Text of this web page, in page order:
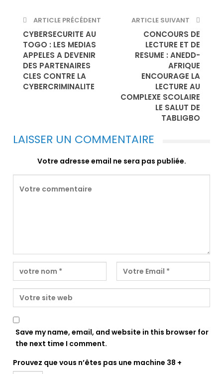
ARTICLE PRÉCÉDENT
CYBERSECURITE AU
TOGO : LES MEDIAS
APPELES A DEVENIR
DES PARTENAIRES
CLES CONTRE LA
CYBERCRIMINALITE
ARTICLE SUIVANT
CONCOURS DE
LECTURE ET DE
RESUME : ANEDD-
AFRIQUE
ENCOURAGE LA
LECTURE AU
COMPLEXE SCOLAIRE
LE SALUT DE
TABLIGBO
LAISSER UN COMMENTAIRE
Votre adresse email ne sera pas publiée.
Save my name, email, and website in this browser for
the next time I comment.
Prouvez que vous n’êtes pas une machine 38 +